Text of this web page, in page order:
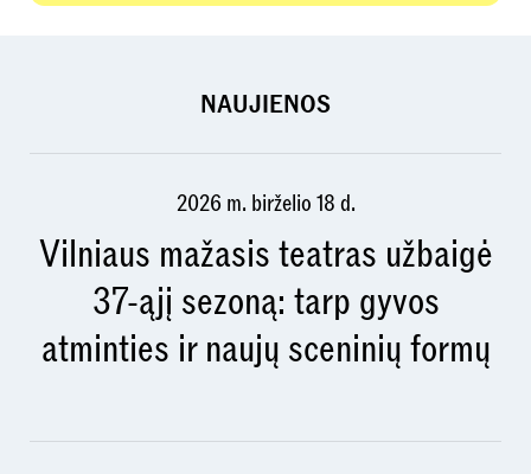
NAUJIENOS
2026 m. birželio 18 d.
Vilniaus mažasis teatras užbaigė
37-ąjį sezoną: tarp gyvos
atminties ir naujų sceninių formų